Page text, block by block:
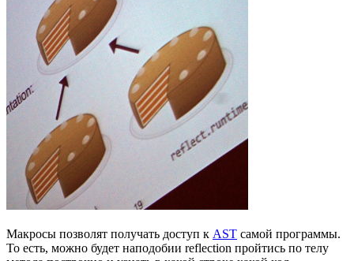
Макросы позволят получать доступ к AST самой программы.
То есть, можно будет наподобии reflection пройтись по телу